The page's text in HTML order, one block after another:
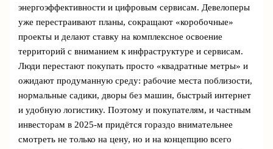
энергоэффективности и цифровым сервисам. Девелоперы
уже перестраивают планы, сокращают «коробочные»
проекты и делают ставку на комплексное освоение
территорий с вниманием к инфраструктуре и сервисам.
Люди перестают покупать просто «квадратные метры» и
ожидают продуманную среду: рабочие места поблизости,
нормальные садики, дворы без машин, быстрый интернет
и удобную логистику. Поэтому и покупателям, и частным
инвесторам в 2025-м придётся гораздо внимательнее
смотреть не только на цену, но и на концепцию всего